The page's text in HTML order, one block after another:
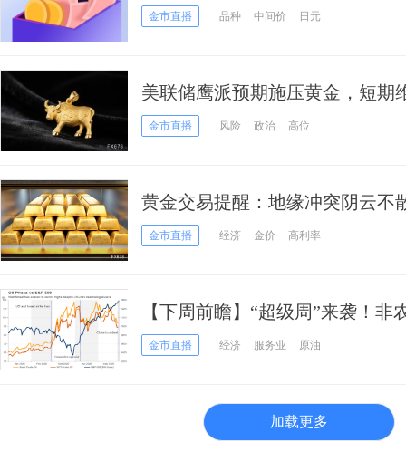
金市直播 品种 中间价 日元
美联储鹰派预期施压黄金，短期
金市直播 风险 政治 高位
黄金交易提醒：地缘冲突阴云不
度攀高？6月博弈大戏拉开帷幕
金市直播 经济 金价 高利率
【下周前瞻】“超级周”来袭！
齐聚，美元、黄金、日元谁将笑
金市直播 经济 服务业 原油
加载更多